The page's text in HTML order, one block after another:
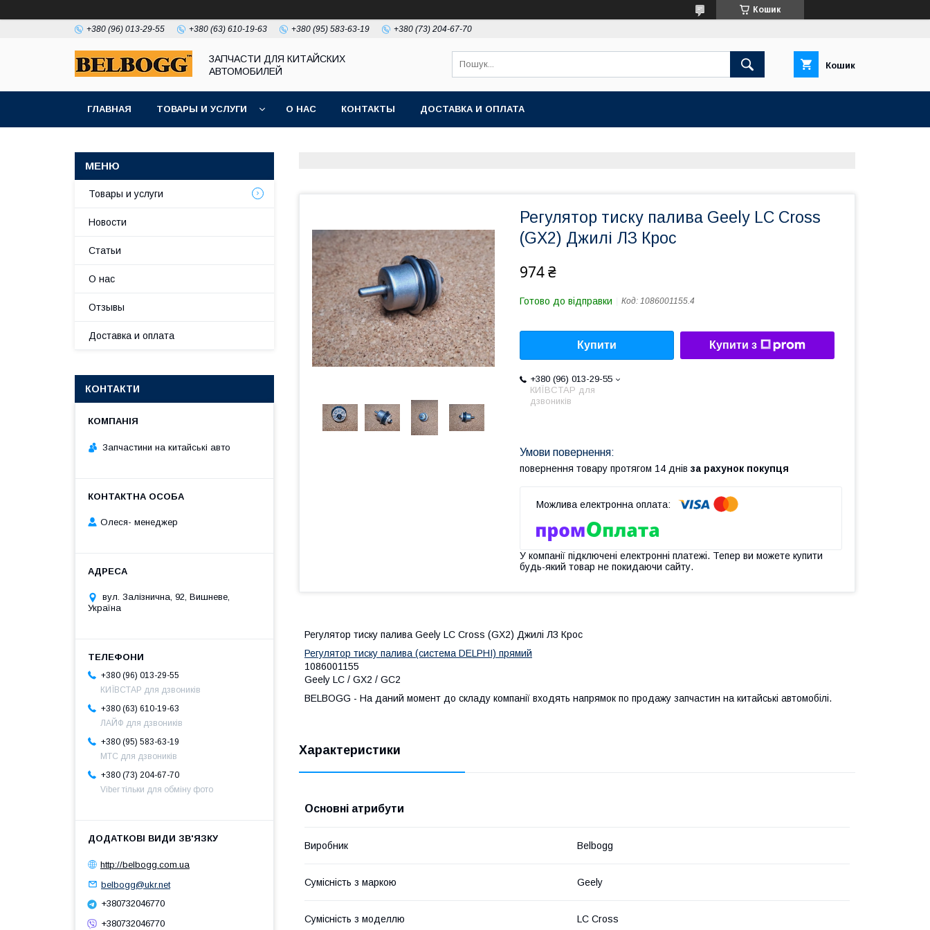
Кошик
+380 (96) 013-29-55 +380 (63) 610-19-63 +380 (95) 583-63-19 +380 (73) 204-67-70
ЗАПЧАСТИ ДЛЯ КИТАЙСКИХ
АВТОМОБИЛЕЙ
Кошик
ГЛАВНАЯ ТОВАРЫ И УСЛУГИ О НАС КОНТАКТЫ ДОСТАВКА И ОПЛАТА
Регулятор тиску палива Geely LC Cross
(GX2) Джилі ЛЗ Крос
974 ₴
Готово до відправки Код: 1086001155.4
Купити Купити з
+380 (96) 013-29-55
КИЇВСТАР для
дзвоників
повернення товару протягом 14 днів за рахунок покупця
У компанії підключені електронні платежі. Тепер ви можете купити
будь-який товар не покидаючи сайту.
Регулятор тиску палива Geely LC Cross (GX2) Джилі ЛЗ Крос
Регулятор тиску палива (система DELPHI) прямий
1086001155
Geely LC / GХ2 / GC2
BELBOGG - На даний момент до складу компанії входять напрямок по продажу запчастин на китайські автомобілі.
Характеристики
Основні атрибути
Виробник Belbogg
Сумісність з маркою Geely
Сумісність з моделлю LC Cross
Товары и услуги
Новости
Статьи
О нас
Отзывы
Доставка и оплата
КОНТАКТИ
Запчастини на китайські авто
Олеся- менеджер
вул. Залізнична, 92, Вишневе,
Україна
+380 (96) 013-29-55
КИЇВСТАР для дзвоників
+380 (63) 610-19-63
ЛАЙФ для дзвоників
+380 (95) 583-63-19
МТС для дзвоників
+380 (73) 204-67-70
Viber тільки для обміну фото
http://belbogg.com.ua
belbogg@ukr.net
+380732046770
+380732046770